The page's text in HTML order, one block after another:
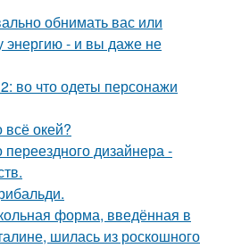
обнимать вас или
энергию - и вы даже не
во что одеты персонажи
всё окей?
дизайнера -
форма, введённая в
шилась из роскошного